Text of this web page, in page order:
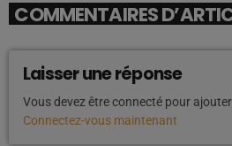
COMMENTAIRES
Laisser une réponse
Vous devez être connecté pour
Connectez-vous maintenant